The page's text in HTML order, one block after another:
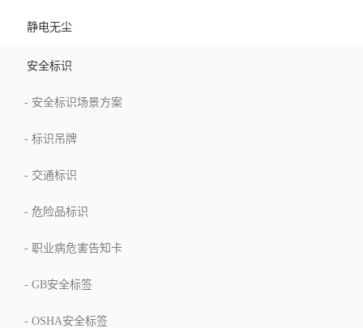
静电无尘
安全标识
- 安全标识场景方案
- 标识吊牌
- 交通标识
- 危险品标识
- 职业病危害告知卡
- GB安全标签
- OSHA安全标签